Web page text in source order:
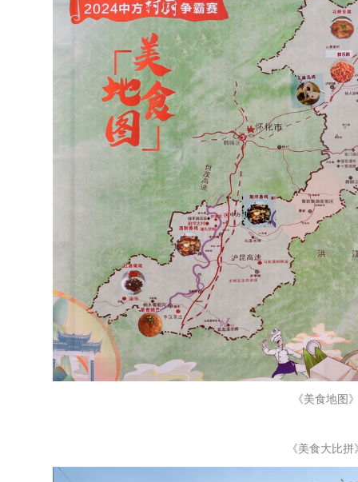
《美食地图
《美食大比